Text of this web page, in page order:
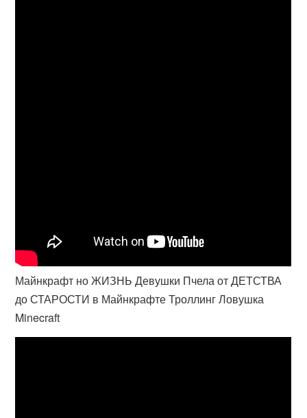
Майнкрафт но ЖИЗНЬ Девушки Пчела от ДЕТСТВА
до СТАРОСТИ в Майнкрафте Троллинг Ловушка
Minecraft